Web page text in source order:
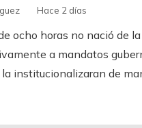
Hace 2 días
ocho horas no nació de
a mandatos
institucionalizaran de